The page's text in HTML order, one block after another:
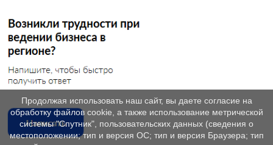
Продолжая использовать наш сайт, вы даете согласие на
обработку файлов cookie, а также использование метрической
системы "Спутник", пользовательских данных (сведения о
местоположении; тип и версия ОС; тип и версия Браузера; тип